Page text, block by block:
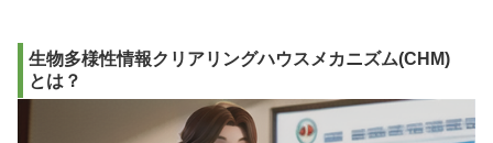
生物多様性情報クリアリングハウスメカニズム(CHM)
とは？